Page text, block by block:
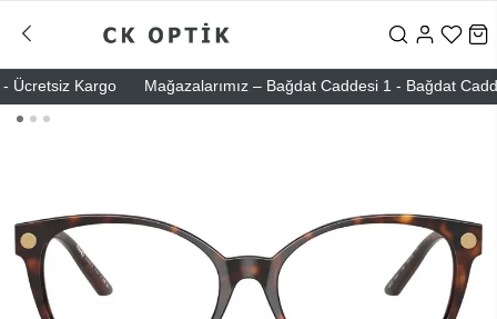
Kargo Mağazalarımız – Bağdat Caddesi 1 - Bağdat